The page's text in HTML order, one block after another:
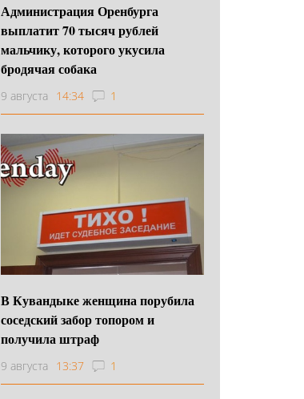
Администрация Оренбурга
выплатит 70 тысяч рублей
мальчику, которого укусила
бродячая собака
9 августа 14:34 1
В Кувандыке женщина порубила
соседский забор топором и
получила штраф
9 августа 13:37 1